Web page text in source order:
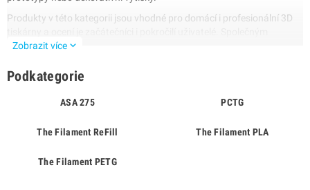
Produkty v této kategorii jsou vhodné pro domácí i profesionální 3D
znakem je důraz na rovnoměrný průměr filamentu, dobrou navíjecí
ucpávání, výpadků podávání a dalších problémů, které mohou ovlivnit
kvalitu výsledku.
Proč zvolit filamenty Spectrum / The
Filament
Zobrazit více expand_more
Podkategorie
ASA 275 PCTG
The Filament ReFill The Filament PLA
The Filament PETG